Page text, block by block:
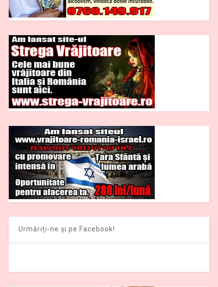
Urmăriți-ne și pe Facebook!